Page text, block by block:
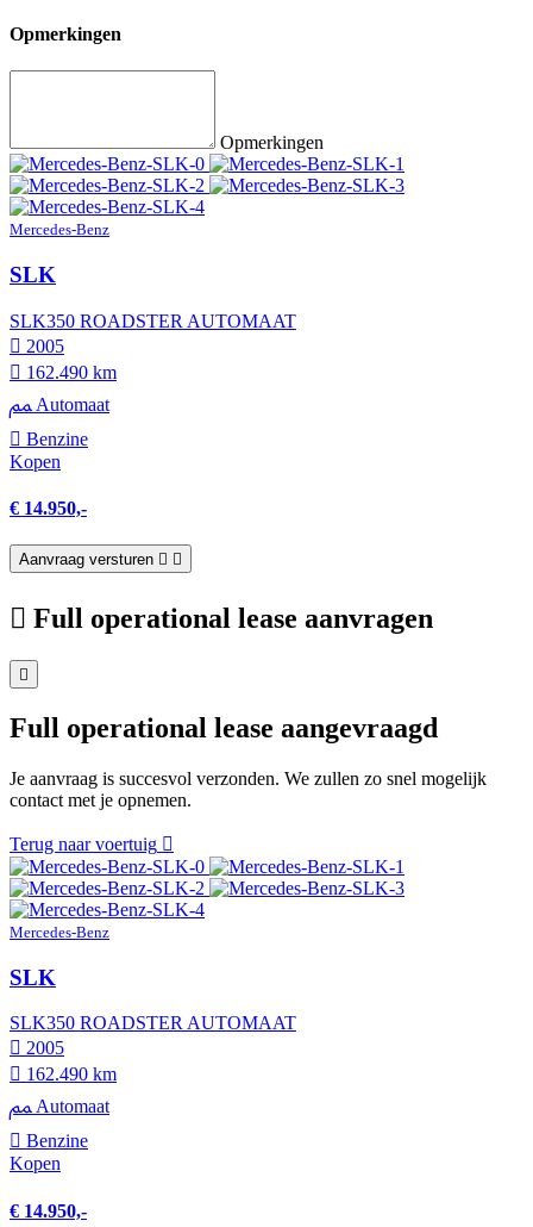
Opmerkingen
Opmerkingen
Mercedes-Benz
SLK
SLK350 ROADSTER AUTOMAAT
2005
162.490 km
Automaat
Benzine
Kopen
€ 14.950,-
Aanvraag versturen
Full operational lease aanvragen
Full operational lease aangevraagd
Je aanvraag is succesvol verzonden. We zullen zo snel mogelijk
contact met je opnemen.
Terug naar voertuig
Mercedes-Benz
SLK
SLK350 ROADSTER AUTOMAAT
2005
162.490 km
Automaat
Benzine
Kopen
€ 14.950,-